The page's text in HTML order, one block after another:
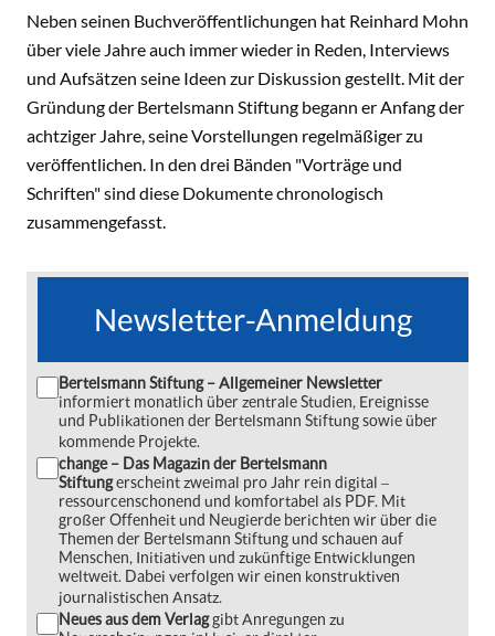
Neben seinen Buchveröffentlichungen hat Reinhard Mohn
über viele Jahre auch immer wieder in Reden, Interviews
und Aufsätzen seine Ideen zur Diskussion gestellt. Mit der
Gründung der Bertelsmann Stiftung begann er Anfang der
achtziger Jahre, seine Vorstellungen regelmäßiger zu
veröffentlichen. In den drei Bänden "Vorträge und
Schriften" sind diese Dokumente chronologisch
zusammengefasst.
Newsletter-Anmeldung
Bertelsmann Stiftung – Allgemeiner Newsletter
informiert monatlich über zentrale Studien, Ereignisse
und Publikationen der Bertelsmann Stiftung sowie über
kommende Projekte.
change – Das Magazin der Bertelsmann
Stiftungerscheint zweimal pro Jahr rein digital ‒
ressourcenschonend und komfortabel als PDF. Mit
großer Offenheit und Neugierde berichten wir über die
Themen der Bertelsmann Stiftung und schauen auf
Menschen, Initiativen und zukünftige Entwicklungen
weltweit. Dabei verfolgen wir einen konstruktiven
journalistischen Ansatz.
Neues aus dem Verlaggibt Anregungen zu